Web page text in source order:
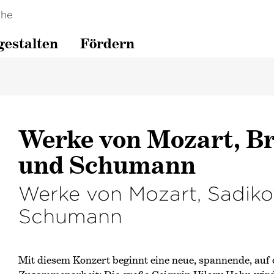
Fördern
Werke von Mozart,
und Schumann
Werke von Mozart,
Schumann
Mit diesem Konzert beginnt eine neue, spannende, auf